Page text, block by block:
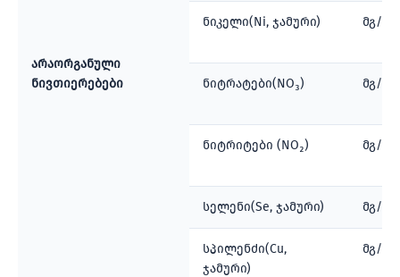
არაორგანული
ნივთიერებები
ნიკელი(Ni, ჯამური) მგ/ლ
ნიტრატები(NO₃) მგ/ლ
ნიტრიტები (NO₂) მგ/ლ
სელენი(Se, ჯამური) მგ/ლ
სპილენძი(Cu,
ჯამური)
მგ/ლ